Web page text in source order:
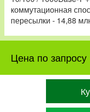
коммутационная
пересылки - 14,88
Цена по запросу